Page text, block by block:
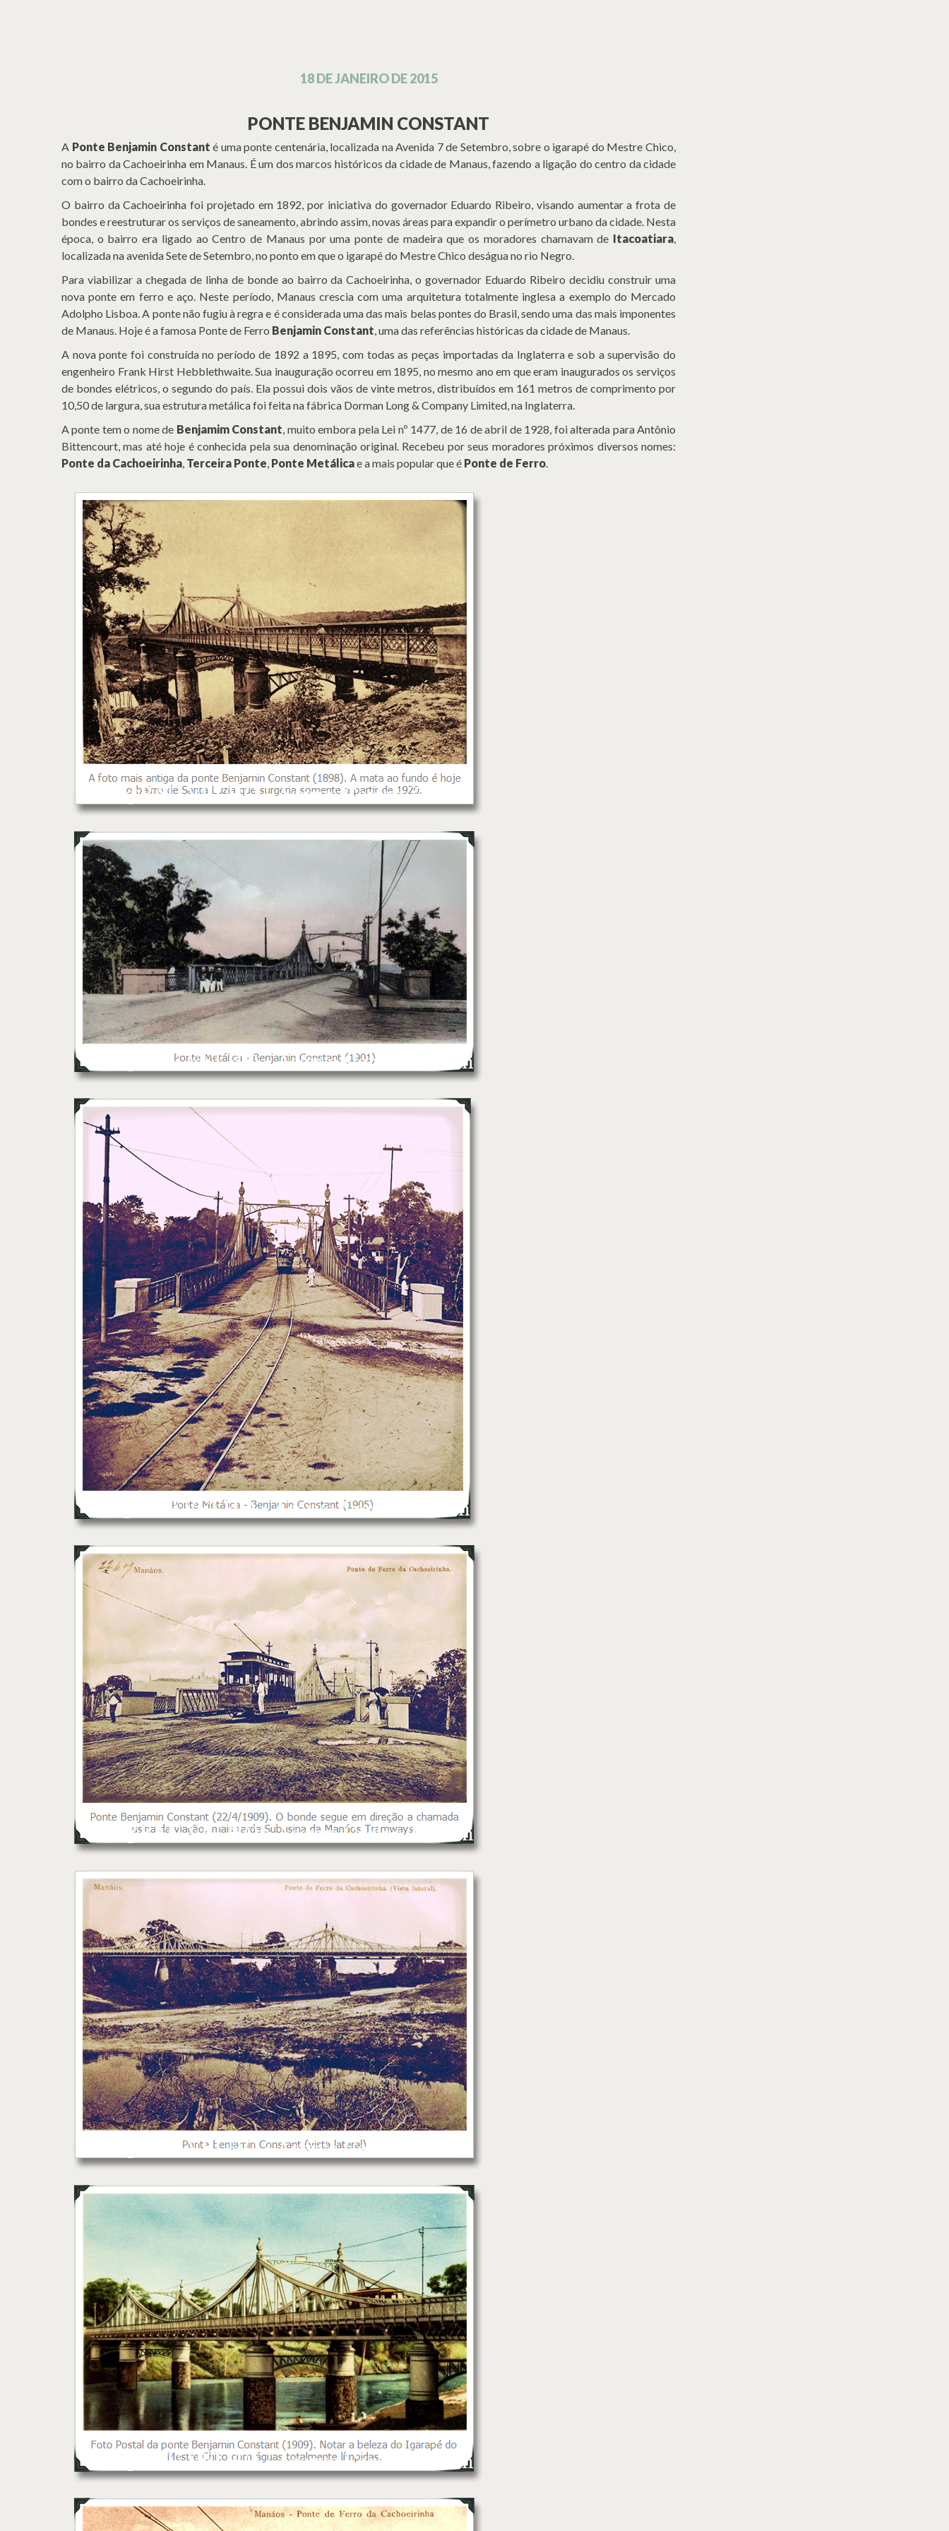
18 DE JANEIRO DE 2015
PONTE BENJAMIN CONSTANT
A Ponte Benjamin Constant é uma ponte centenária, localizada na Avenida 7 de Setembro, sobre o igarapé do Mestre Chico,
no bairro da Cachoeirinha em Manaus. É um dos marcos históricos da cidade de Manaus, fazendo a ligação do centro da cidade
com o bairro da Cachoeirinha.
O bairro da Cachoeirinha foi projetado em 1892, por iniciativa do governador Eduardo Ribeiro, visando aumentar a frota de
bondes e reestruturar os serviços de saneamento, abrindo assim, novas áreas para expandir o perímetro urbano da cidade. Nesta
época, o bairro era ligado ao Centro de Manaus por uma ponte de madeira que os moradores chamavam de Itacoatiara,
localizada na avenida Sete de Setembro, no ponto em que o igarapé do Mestre Chico deságua no rio Negro.
Para viabilizar a chegada de linha de bonde ao bairro da Cachoeirinha, o governador Eduardo Ribeiro decidiu construir uma
nova ponte em ferro e aço. Neste período, Manaus crescia com uma arquitetura totalmente inglesa a exemplo do Mercado
Adolpho Lisboa. A ponte não fugiu à regra e é considerada uma das mais belas pontes do Brasil, sendo uma das mais imponentes
de Manaus. Hoje é a famosa Ponte de Ferro Benjamin Constant, uma das referências históricas da cidade de Manaus.
A nova ponte foi construída no período de 1892 a 1895, com todas as peças importadas da Inglaterra e sob a supervisão do
engenheiro Frank Hirst Hebblethwaite. Sua inauguração ocorreu em 1895, no mesmo ano em que eram inaugurados os serviços
de bondes elétricos, o segundo do país. Ela possui dois vãos de vinte metros, distribuídos em 161 metros de comprimento por
10,50 de largura, sua estrutura metálica foi feita na fábrica Dorman Long & Company Limited, na Inglaterra.
A ponte tem o nome de Benjamim Constant, muito embora pela Lei nº 1477, de 16 de abril de 1928, foi alterada para Antônio
Bittencourt, mas até hoje é conhecida pela sua denominação original. Recebeu por seus moradores próximos diversos nomes:
Ponte da Cachoeirinha, Terceira Ponte, Ponte Metálicae a mais popular que é Ponte de Ferro.